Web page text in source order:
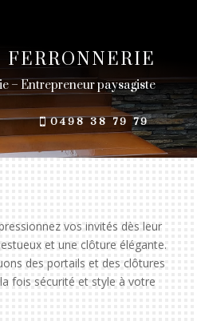
FERRONNERIE
– Entrepreneur paysagiste
0498 38 79 79
vos invités dès leur
et une clôture élégante.
des portails et des clôtures
fois sécurité et style à votre